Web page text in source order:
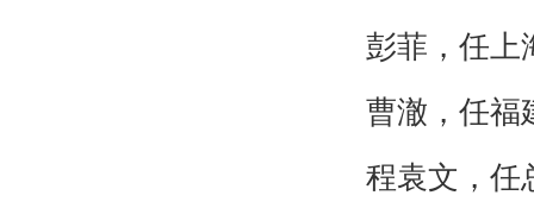
彭菲，任上
曹澈，任福
程袁文，任